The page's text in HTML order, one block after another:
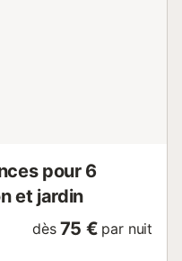
pour 6
et jardin
dès 75 € par nuit